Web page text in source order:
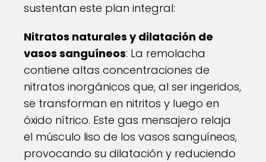
sustentan este plan integral:
Nitratos naturales y dilatación de
vasos sanguíneos: La remolacha
contiene altas concentraciones de
nitratos inorgánicos que, al ser ingeridos,
se transforman en nitritos y luego en
óxido nítrico. Este gas mensajero relaja
el músculo liso de los vasos sanguíneos,
provocando su dilatación y reduciendo